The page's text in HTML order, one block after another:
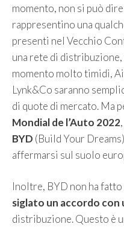
momento, non si può
rappresentino una
presenti nel Vecchio
una rete di
momento molto timidi,
Lynk&Co saranno
di quote di mercato. Ma
Mondial de l’Auto 2022
BYD (Build Your
affermarsi sul suolo
Inoltre, BYD non ha fatto
siglato un accordo con
distribuzione. Questo è